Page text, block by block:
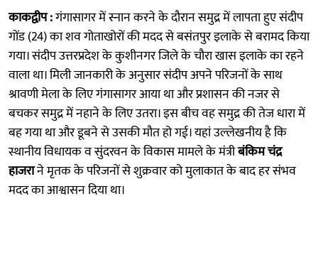
काकद्वीप :गंगासागर में स्नान करने के दौरान समुद्र में लापता हुए संदीप
गोंड (24) का शव गोताखोरों की मदद से बसंतपुर इलाके से बरामद किया
गया। संदीप उत्तरप्रदेश के कुशीनगर जिले के चौरा खास इलाके का रहने
वाला था। मिली जानकारी के अनुसार संदीप अपने परिजनों के साथ
श्रावणी मेला के लिए गंगासागर आया था और प्रशासन की नजर से
बचकर समुद्र में नहाने के लिए उतरा। इस बीच वह समुद्र की तेज धारा में
बह गया था और डूबने से उसकी मौत हो गई। यहां उल्लेखनीय है कि
स्थानीय विधायक व सुंदरवन के विकास मामले के मंत्रीबंकिम चंद्र
हाजराने मृतक के परिजनों से शुक्रवार को मुलाकात के बाद हर संभव
मदद का आश्वासन दिया था।